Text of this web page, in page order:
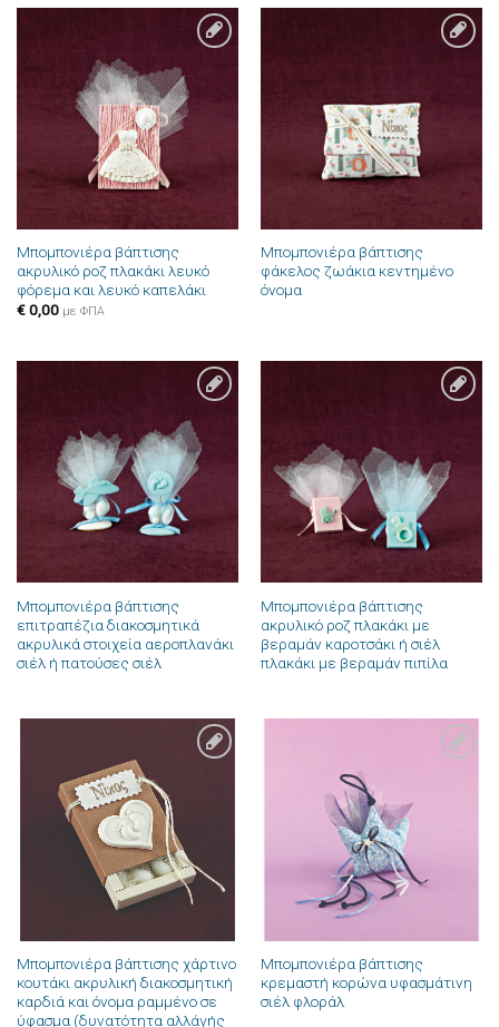
Πρόσθήκη
στην λίστα
επιθυμιών
Μπομπονιέρα βάπτισης
ακρυλικό ροζ πλακάκι λευκό
φόρεμα και λευκό καπελάκι
€0,00 με ΦΠΑ
Μπομπονιέρα βάπτισης
φάκελος ζωάκια κεντημένο
όνομα
Πρόσθήκη
στην λίστα
επιθυμιών
Μπομπονιέρα βάπτισης
επιτραπέζια διακοσμητικά
ακρυλικά στοιχεία αεροπλανάκι
σιέλ ή πατούσες σιέλ
Μπομπονιέρα βάπτισης
ακρυλικό ροζ πλακάκι με
βεραμάν καροτσάκι ή σιέλ
πλακάκι με βεραμάν πιπίλα
στην λίστα
επιθυμιών
Μπομπονιέρα βάπτισης χάρτινο
κουτάκι ακρυλική διακοσμητική
καρδιά και όνομα ραμμένο σε
ύφασμα (δυνατότητα αλλάγής
επιθυμιών
Μπομπονιέρα βάπτισης
κρεμαστή κορώνα υφασμάτινη
σιέλ φλοράλ